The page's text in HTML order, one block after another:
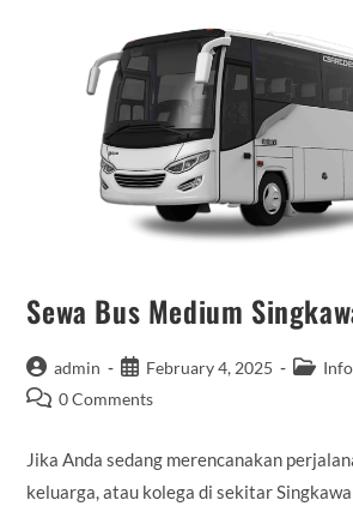
Sewa Bus Medium
Post
author:
admin
Post
published:
February 4, 2025
Post
Post0 Comments
Jika Anda sedang merencanakan
keluarga, atau kolega di sekitar